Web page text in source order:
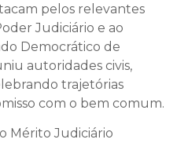
pelos relevantes
Judiciário e ao
Democrático de
autoridades civis,
trajetórias
com o bem comum.
Mérito Judiciário